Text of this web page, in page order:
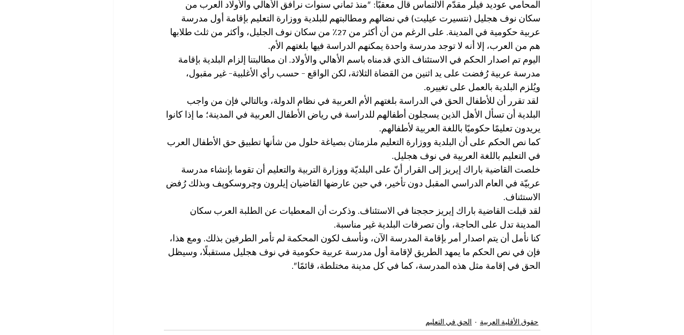
المحامي عوديد فيلر مقدّم الالتماس قال معقبًا: "منذ ثماني سنوات نرافق الأهالي والأولاد العرب من
سكان نوف هجليل (نتسيرت عيليت) في نضالهم ومطالبتهم للبلدية ووزارة التعليم بإقامة أول مدرسة
عربية حكومية في المدينة. على الرغم من أن أكثر من 27٪ من سكان نوف الجليل، وأكثر من ثلث طلابها
هم من العرب، إلا أنه لا توجد مدرسة واحدة يمكنهم الدراسة فيها بلغتهم الأم.
اليوم تم اصدار الحكم في الاستئناف الذي قدمناه باسم الأهالي والأولاد. ان مطالبتنا إلزام البلدية بإقامة
مدرسة عربية رُفضت على يد اثنين من القضاة الثلاثة، لكن الواقع - حسب رأي الأغلبية- غير مقبول،
ويُلزم البلدية بالعمل على تغييره.
لقد تقرر أن للأطفال الحق في الدراسة بلغتهم الأم العربية في نظام الدولة، وبالتالي فإن من واجب
البلدية أن تسأل الأهل الذين يسجلون أطفالهم للدراسة في رياض الأطفال العربية في المدينة؛ ما إذا كانوا
يريدون تعليمًا حكوميًا باللغة العربية لأطفالهم.
كما نص الحكم على أن البلدية ووزارة التعليم ملزمتان بصياغة حلول من شأنها تطبيق حق الأطفال العرب
في التعليم باللغة العربية في نوف هجليل.
خلصت القاضية باراك إيريز إلى القرار أنّ على البلديّة ووزارة التربية والتعليم أن تقوما بإنشاء مدرسة
عربيّة في العام الدراسي المقبل دون تأخير، في حين عارضها القاضيان إيلرون وچروسكوپف وبذلك رُفض
الاستئناف.
لقد قبلت القاضية باراك إيريز حججنا في الاستئناف. وذكرت أن المعطيات عن الطلبة العرب سكان
المدينة تدل على الحاجة، وأن تصرفات البلدية غير مناسبة.
كنا نأمل أن يتم اصدار أمر بإقامة المدرسة الآن، ونأسف لكون المحكمة لم تأمر الطرفين بذلك. ومع هذا،
فإن في نص الحكم ما يمهد الطريق لإقامة أول مدرسة عربية حكومية في نوف هجليل مستقبلًا، وسيظل
الحق في إقامة مثل هذه المدرسة، كما في كل مدينة مختلطة، قائمًا".
حقوق الأقلية العربية الحق في التعليم